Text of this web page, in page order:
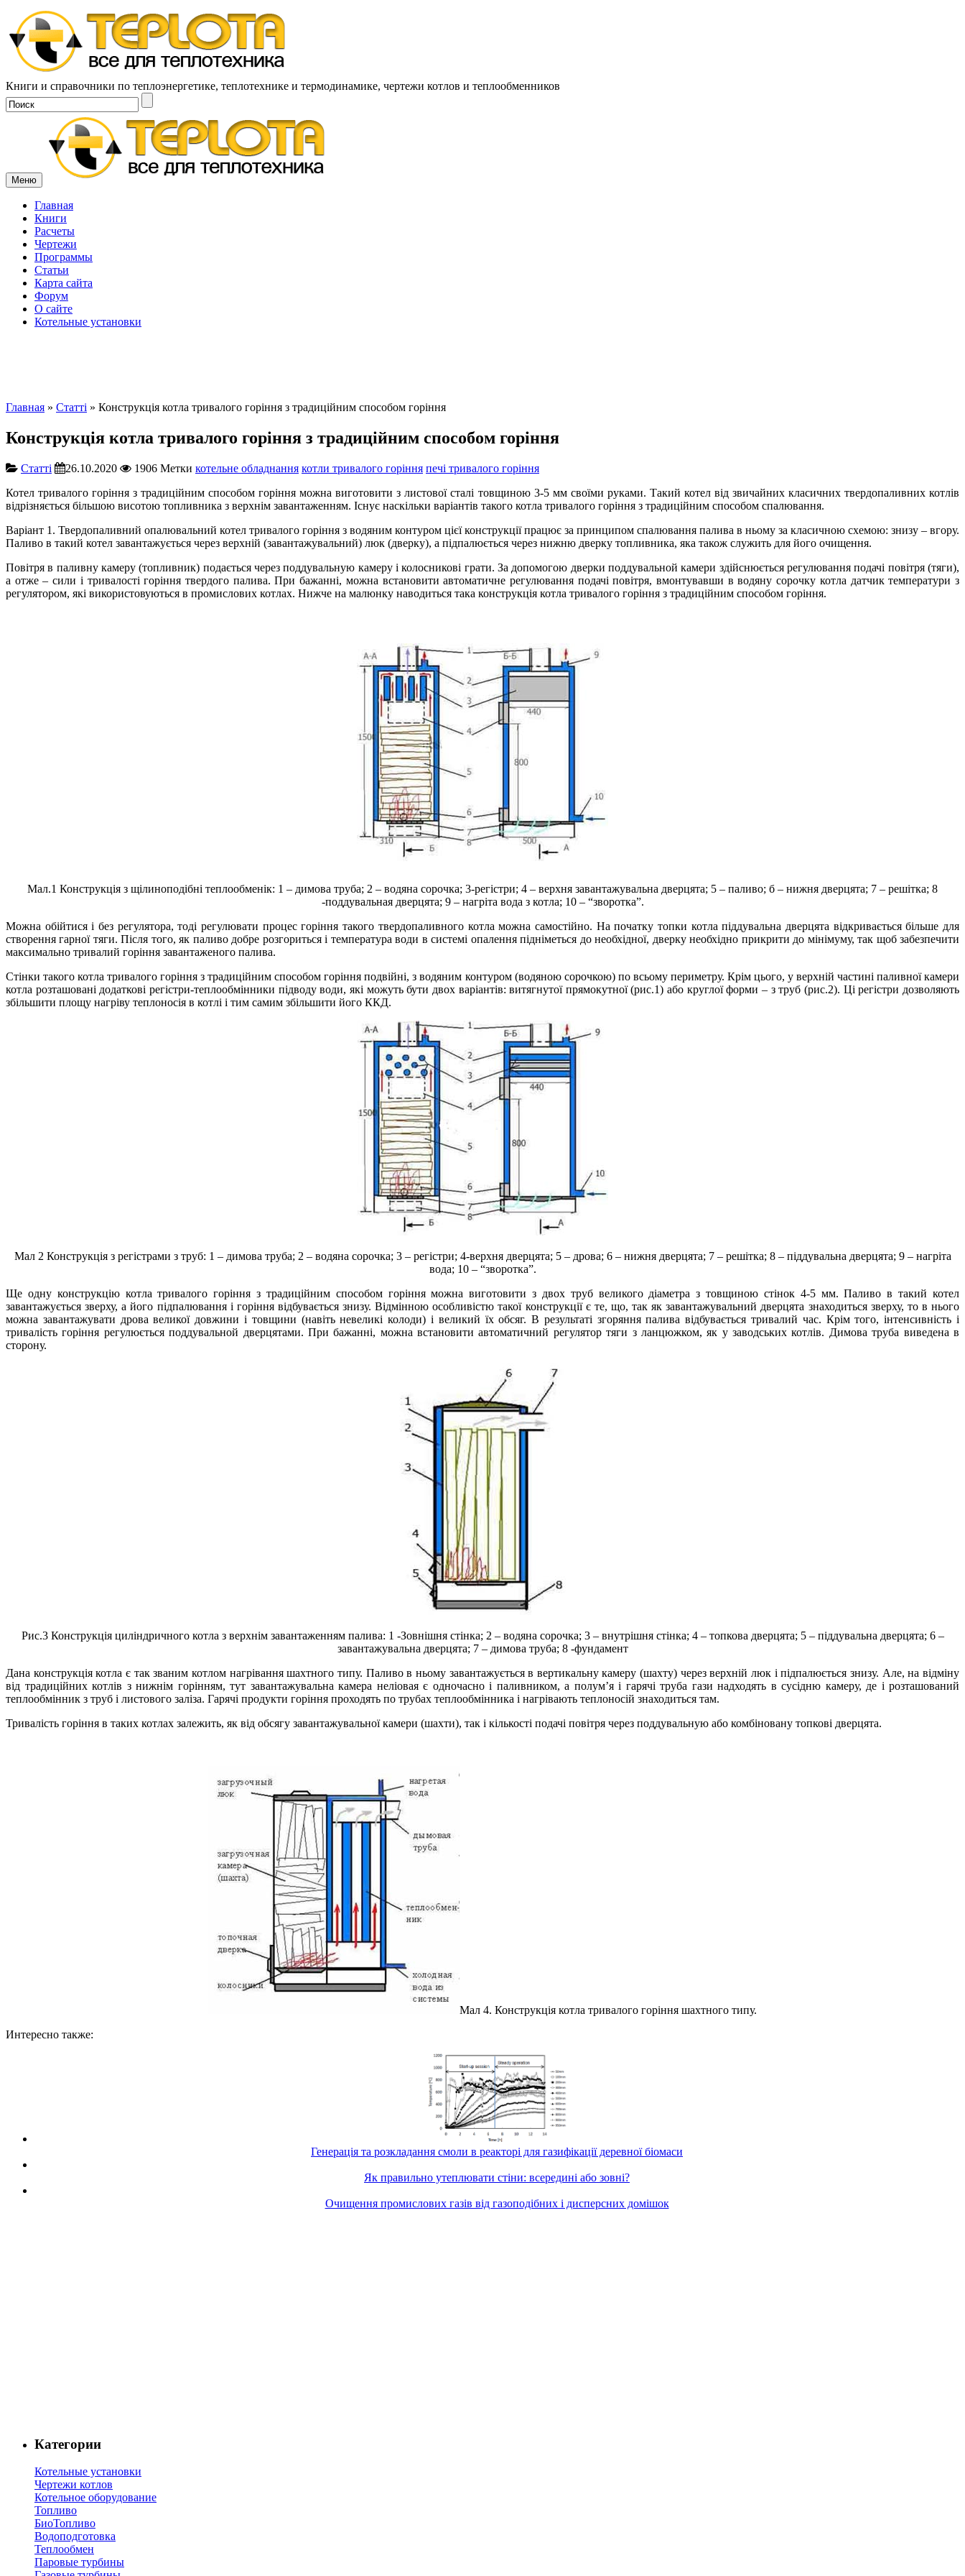
Книги и справочники по теплоэнергетике, теплотехнике и термодинамике, чертежи котлов и теплообменников
Меню
Главная
Книги
Расчеты
Чертежи
Программы
Статьи
Карта сайта
Форум
О сайте
Котельные установки
Главная » Cтатті » Конструкція котла тривалого горіння з традиційним способом горіння
Конструкція котла тривалого горіння з традиційним способом горіння
Cтатті 26.10.2020 1906 Метки котельне обладнання котли тривалого горіння печі тривалого горіння
Котел тривалого горіння з традиційним способом горіння можна виготовити з листової сталі товщиною 3-5 мм своїми руками. Такий котел від звичайних класичних твердопаливних котлів
відрізняється більшою висотою топливника з верхнім завантаженням. Існує наскільки варіантів такого котла тривалого горіння з традиційним способом спалювання.
Варіант 1. Твердопаливний опалювальний котел тривалого горіння з водяним контуром цієї конструкції працює за принципом спалювання палива в ньому за класичною схемою: знизу – вгору.
Паливо в такий котел завантажується через верхній (завантажувальний) люк (дверку), а підпалюється через нижню дверку топливника, яка також служить для його очищення.
Повітря в паливну камеру (топливник) подається через поддувальную камеру і колосникові грати. За допомогою дверки поддувальной камери здійснюється регулювання подачі повітря (тяги),
а отже – сили і тривалості горіння твердого палива. При бажанні, можна встановити автоматичне регулювання подачі повітря, вмонтувавши в водяну сорочку котла датчик температури з
регулятором, які використовуються в промислових котлах. Нижче на малюнку наводиться така конструкція котла тривалого горіння з традиційним способом горіння.
Мал.1 Конструкція з щілиноподібні теплообменік: 1 – димова труба; 2 – водяна сорочка; 3-регістри; 4 – верхня завантажувальна дверцята; 5 – паливо; б – нижня дверцята; 7 – решітка; 8
-поддувальная дверцята; 9 – нагріта вода з котла; 10 – “зворотка”.
Можна обійтися і без регулятора, тоді регулювати процес горіння такого твердопаливного котла можна самостійно. На початку топки котла піддувальна дверцята відкривається більше для
створення гарної тяги. Після того, як паливо добре розгориться і температура води в системі опалення підніметься до необхідної, дверку необхідно прикрити до мінімуму, так щоб забезпечити
максимально тривалий горіння завантаженого палива.
Стінки такого котла тривалого горіння з традиційним способом горіння подвійні, з водяним контуром (водяною сорочкою) по всьому периметру. Крім цього, у верхній частині паливної камери
котла розташовані додаткові регістри-теплообмінники підводу води, які можуть бути двох варіантів: витягнутої прямокутної (рис.1) або круглої форми – з труб (рис.2). Ці регістри дозволяють
збільшити площу нагріву теплоносія в котлі і тим самим збільшити його ККД.
Мал 2 Конструкція з регістрами з труб: 1 – димова труба; 2 – водяна сорочка; 3 – регістри; 4-верхня дверцята; 5 – дрова; 6 – нижня дверцята; 7 – решітка; 8 – піддувальна дверцята; 9 – нагріта
вода; 10 – “зворотка”.
Ще одну конструкцію котла тривалого горіння з традиційним способом горіння можна виготовити з двох труб великого діаметра з товщиною стінок 4-5 мм. Паливо в такий котел
завантажується зверху, а його підпалювання і горіння відбувається знизу. Відмінною особливістю такої конструкції є те, що, так як завантажувальний дверцята знаходиться зверху, то в нього
можна завантажувати дрова великої довжини і товщини (навіть невеликі колоди) і великий їх обсяг. В результаті згоряння палива відбувається тривалий час. Крім того, інтенсивність і
тривалість горіння регулюється поддувальной дверцятами. При бажанні, можна встановити автоматичний регулятор тяги з ланцюжком, як у заводських котлів. Димова труба виведена в
сторону.
Рис.3 Конструкція циліндричного котла з верхнім завантаженням палива: 1 -Зовнішня стінка; 2 – водяна сорочка; 3 – внутрішня стінка; 4 – топкова дверцята; 5 – піддувальна дверцята; 6 –
завантажувальна дверцята; 7 – димова труба; 8 -фундамент
Дана конструкція котла є так званим котлом нагрівання шахтного типу. Паливо в ньому завантажується в вертикальну камеру (шахту) через верхній люк і підпалюється знизу. Але, на відміну
від традиційних котлів з нижнім горінням, тут завантажувальна камера неліовая є одночасно і паливником, а полум’я і гарячі труба гази надходять в сусідню камеру, де і розташований
теплообмінник з труб і листового заліза. Гарячі продукти горіння проходять по трубах теплообмінника і нагрівають теплоносій знаходиться там.
Тривалість горіння в таких котлах залежить, як від обсягу завантажувальної камери (шахти), так і кількості подачі повітря через поддувальную або комбіновану топкові дверцята.
Мал 4. Конструкція котла тривалого горіння шахтного типу.
Интересно также:
Генерація та розкладання смоли в реакторі для газифікації деревної біомаси
Як правильно утеплювати стіни: всередині або зовні?
Очищення промислових газів від газоподібних і дисперсних домішок
Категории
Котельные установки
Чертежи котлов
Котельное оборудование
Топливо
БиоТопливо
Водоподготовка
Теплообмен
Паровые турбины